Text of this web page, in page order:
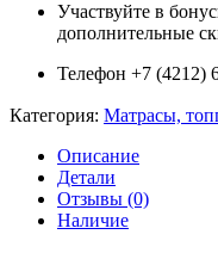
Участвуйте в
дополнительные
Телефон +7 (4212)
Категория: Матрасы,
Описание
Детали
Отзывы (0)
Наличие